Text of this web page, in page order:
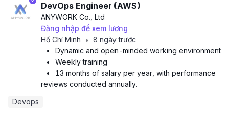
DevOps Engineer (AWS)
ANYWORK Co., Ltd
Đăng nhập để xem lương
Hồ Chí Minh
• 8 ngày trước
•
Dynamic and open-minded working environment
•
Weekly training
•
13 months of salary per year, with performance
reviews conducted annually.
Devops